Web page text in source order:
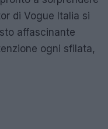
di Vogue Italia si
affascinante
ogni sfilata,